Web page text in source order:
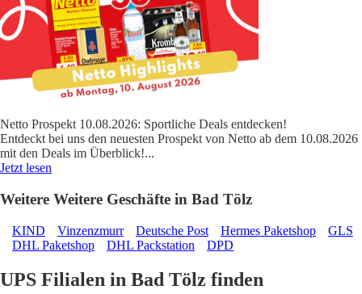
Netto Prospekt 10.08.2026: Sportliche Deals entdecken!
Entdeckt bei uns den neuesten Prospekt von Netto ab dem 10.08.2026
mit den Deals im Überblick!...
Jetzt lesen
Weitere Weitere Geschäfte in Bad Tölz
KIND Vinzenzmurr Deutsche Post Hermes Paketshop
GLS
DHL Paketshop
DHL Packstation DPD
UPS Filialen in Bad Tölz finden